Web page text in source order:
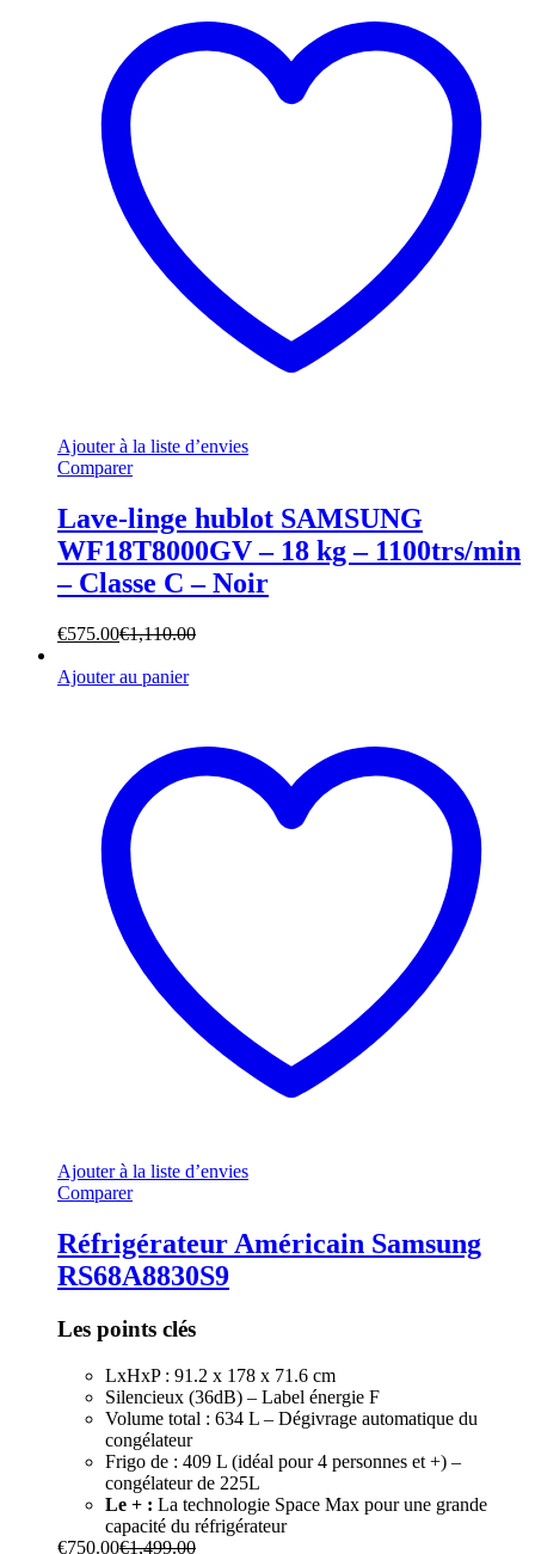
Ajouter à la liste d’envies
Comparer
Lave-linge hublot SAMSUNG
WF18T8000GV – 18 kg – 1100trs/min
– Classe C – Noir
€575.00€1,110.00
Ajouter au panier
Ajouter à la liste d’envies
Comparer
Réfrigérateur Américain Samsung
RS68A8830S9
Les points clés
LxHxP : 91.2 x 178 x 71.6 cm
Silencieux (36dB) – Label énergie F
Volume total : 634 L – Dégivrage automatique du
congélateur
Frigo de : 409 L (idéal pour 4 personnes et +) –
congélateur de 225L
Le + : La technologie Space Max pour une grande
capacité du réfrigérateur
€750.00€1,499.00